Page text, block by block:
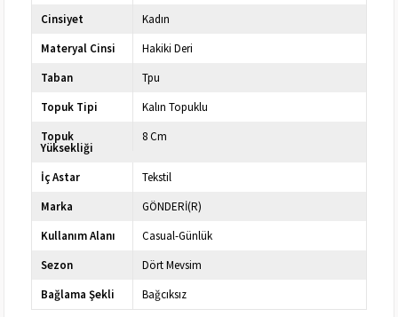
Cinsiyet
Kadın
Materyal Cinsi
Hakiki Deri
Taban
Tpu
Topuk Tipi
Kalın Topuklu
Topuk
Yüksekliği
8 Cm
İç Astar
Tekstil
Marka
GÖNDERİ(R)
Kullanım Alanı
Casual-Günlük
Sezon
Dört Mevsim
Bağlama Şekli
Bağcıksız